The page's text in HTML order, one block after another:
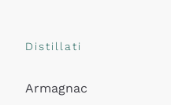
Distillati
Armagnac